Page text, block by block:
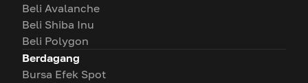
Beli Avalanche
Beli Shiba Inu
Beli Polygon
Berdagang
Bursa Efek Spot